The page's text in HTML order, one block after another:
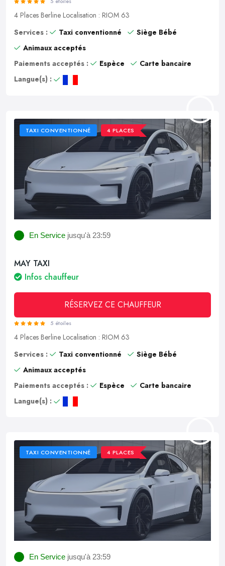
4 Places Berline Localisation : RIOM 63
Services :
Taxi conventionné
Siège Bébé
Animaux acceptés
Paiements acceptés :
Espèce
Carte bancaire
Langue(s) :
TAXI CONVENTIONNÉ 4 PLACES
En Service jusqu'à 23:59
MAY TAXI
Infos chauffeur
RÉSERVEZ CE CHAUFFEUR
5 étoiles
4 Places Berline Localisation : RIOM 63
Services :
Taxi conventionné
Siège Bébé
Animaux acceptés
Paiements acceptés :
Espèce
Carte bancaire
Langue(s) :
TAXI CONVENTIONNÉ 4 PLACES
En Service jusqu'à 23:59